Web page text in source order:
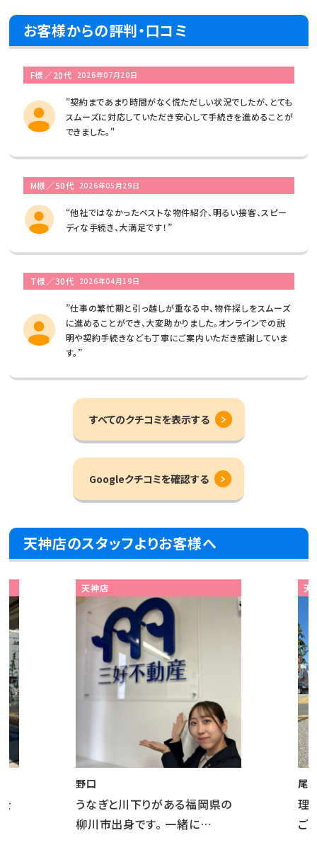
お客様からの評判・口コミ
F様／20代 2026年07月20日
"契約まであまり時間がなく慌ただしい状況でしたが、とても
スムーズに対応していただき安心して手続きを進めることが
できました。"
M様／50代 2026年05月29日
“他社ではなかったベストな物件紹介、明るい接客、スピー
ディな手続き、大満足です！”
T様／30代 2026年04月19日
”仕事の繁忙期と引っ越しが重なる中、物件探しをスムーズ
に進めることができ、大変助かりました。オンラインでの説
明や契約手続きなども丁寧にご案内いただき感謝していま
す。”
すべてのクチコミを表示する
Googleクチコミを確認する
天神店のスタッフよりお客様へ
天神店
野口
うなぎと川下りがある福岡県の
柳川市出身です。 一緒に…
天
尾
理
ご